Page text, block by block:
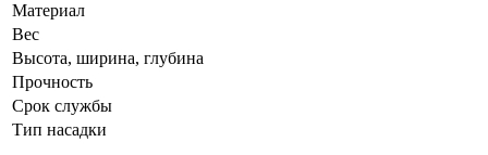
Материал
Вес
Высота, ширина, глубина
Прочность
Срок службы
Тип насадки